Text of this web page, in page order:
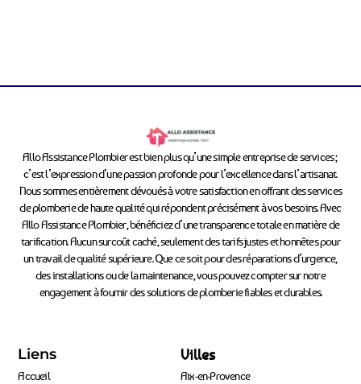
Allo Assistance Plombier est bien plus qu’une simple entreprise de services ;
c’est l’expression d’une passion profonde pour l’excellence dans l’artisanat.
Nous sommes entièrement dévoués à votre satisfaction en offrant des services
de plomberie de haute qualité qui répondent précisément à vos besoins. Avec
Allo Assistance Plombier, bénéficiez d’une transparence totale en matière de
tarification. Aucun surcoût caché, seulement des tarifs justes et honnêtes pour
un travail de qualité supérieure. Que ce soit pour des réparations d’urgence,
des installations ou de la maintenance, vous pouvez compter sur notre
engagement à fournir des solutions de plomberie fiables et durables.
Liens
Accueil
Villes
Aix-en-Provence